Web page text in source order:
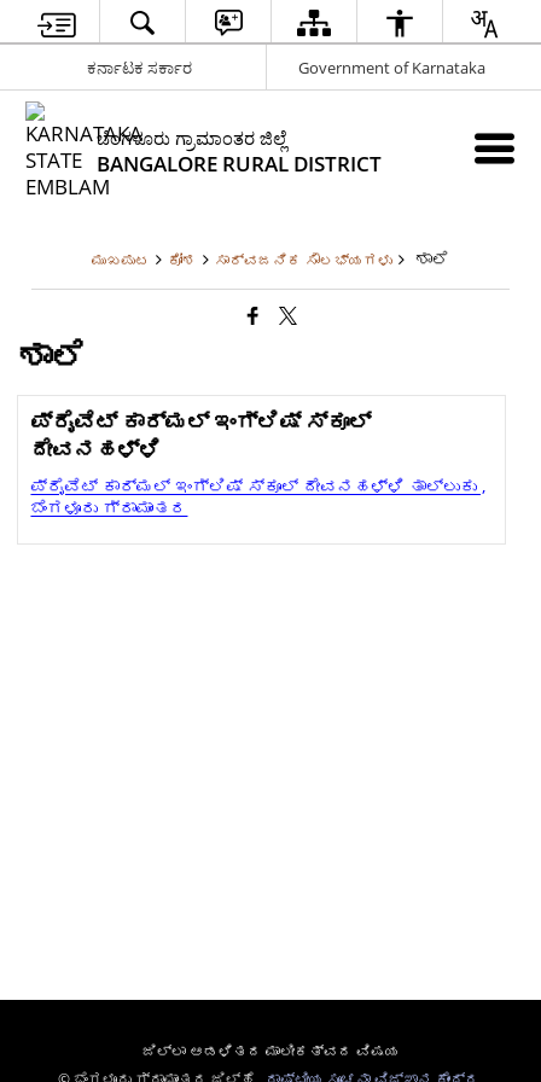
ಕರ್ನಾಟಕ ಸರ್ಕಾರ Government of Karnataka
ಬೆಂಗಳೂರು ಗ್ರಾಮಾಂತರ ಜಿಲ್ಲೆ
BANGALORE RURAL DISTRICT
ಮುಖಪುಟ ಕೋಶ ಸಾರ್ವಜನಿಕ ಸೌಲಭ್ಯಗಳು ಶಾಲೆ
ಶಾಲೆ
ಪ್ರೈವೆಟ್ ಕಾರ್ಮಲ್ ಇಂಗ್ಲಿಷ್ ಸ್ಕೂಲ್
ದೇವನಹಳ್ಳಿ
ಪ್ರೈವೆಟ್ ಕಾರ್ಮಲ್ ಇಂಗ್ಲಿಷ್ ಸ್ಕೂಲ್ ದೇವನಹಳ್ಳಿ ತಾಲ್ಲುಕು ,
ಬೆಂಗಳೂರು ಗ್ರಾಮಾಂತರ
ಜಿಲ್ಲಾ ಆಡಳಿತದ ಮಾಲೀಕತ್ವದ ವಿಷಯ